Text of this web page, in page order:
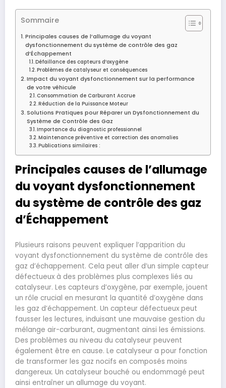
Sommaire
Principales causes de l’allumage du voyant
dysfonctionnement du système de contrôle des gaz
d’Échappement
Défaillance des capteurs d’oxygène
Problèmes de catalyseur et conséquences
Impact du voyant dysfonctionnement sur la performance
de votre véhicule
Consommation de Carburant Accrue
Réduction de la Puissance Moteur
Solutions Pratiques pour Réparer un Dysfonctionnement du
Système de Contrôle des Gaz
Importance du diagnostic professionnel
Maintenance préventive et correction des anomalies
Publications similaires :
Principales causes de l’allumage
du voyant dysfonctionnement
du système de contrôle des gaz
d’Échappement
Plusieurs raisons peuvent expliquer l’apparition du
voyant dysfonctionnement du système de contrôle des
gaz d’échappement. Cela peut aller d’un simple capteur
défectueux à des problèmes plus complexes liés au
catalyseur. Les capteurs d’oxygène, par exemple, jouent
un rôle crucial en mesurant la quantité d’oxygène dans
les gaz d’échappement. Un capteur défectueux peut
fausser les lectures, induisant une mauvaise gestion du
mélange air-carburant, augmentant ainsi les émissions.
Des problèmes au niveau du catalyseur peuvent
également être en cause. Le catalyseur a pour fonction
de transformer les gaz nocifs en composés moins
dangereux. Un catalyseur bouché ou endommagé peut
ainsi entraîner un allumage du voyant.